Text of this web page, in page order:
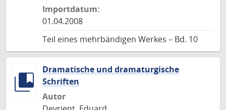
Importdatum:
01.04.2008
Teil eines mehrbändigen Werkes – Bd. 10
Dramatische und dramaturgische
Schriften
Autor